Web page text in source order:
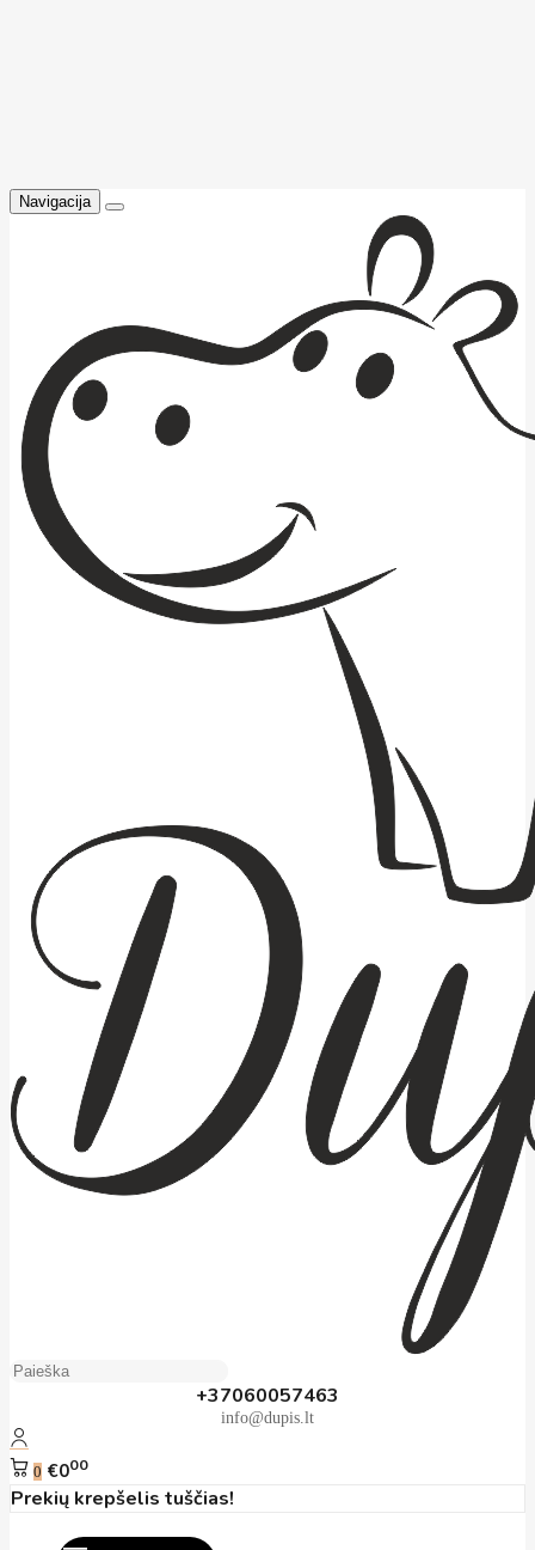
Navigacija
+37060057463
info@dupis.lt
0 €000
Prekių krepšelis tuščias!